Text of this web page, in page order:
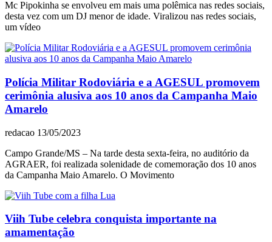
Mc Pipokinha se envolveu em mais uma polêmica nas redes sociais,
desta vez com um DJ menor de idade. Viralizou nas redes sociais,
um vídeo
Polícia Militar Rodoviária e a AGESUL promovem
cerimônia alusiva aos 10 anos da Campanha Maio
Amarelo
redacao 13/05/2023
Campo Grande/MS – Na tarde desta sexta-feira, no auditório da
AGRAER, foi realizada solenidade de comemoração dos 10 anos
da Campanha Maio Amarelo. O Movimento
Viih Tube celebra conquista importante na
amamentação